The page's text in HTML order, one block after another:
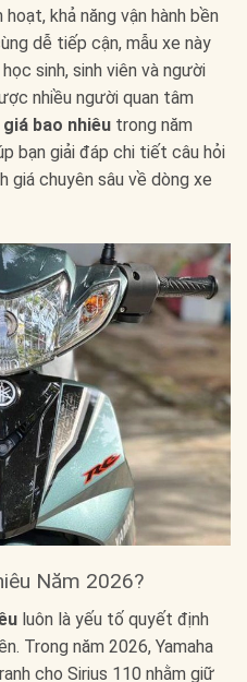
khả năng vận hành bền
dễ tiếp cận, mẫu xe này
sinh, sinh viên và người
nhiều người quan tâm
bao nhiêu trong năm
bạn giải đáp chi tiết câu hỏi
giá chuyên sâu về dòng xe
Năm 2026?
luôn là yếu tố quyết định
Trong năm 2026, Yamaha
cho Sirius 110 nhằm giữ